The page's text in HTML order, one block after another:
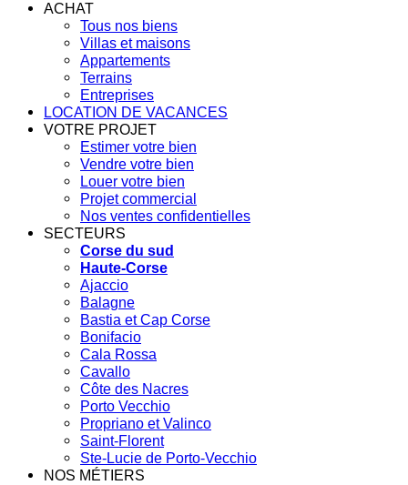
ACHAT
Tous nos biens
Villas et maisons
Appartements
Terrains
Entreprises
LOCATION DE VACANCES
VOTRE PROJET
Estimer votre bien
Vendre votre bien
Louer votre bien
Projet commercial
Nos ventes confidentielles
SECTEURS
Corse du sud
Haute-Corse
Ajaccio
Balagne
Bastia et Cap Corse
Bonifacio
Cala Rossa
Cavallo
Côte des Nacres
Porto Vecchio
Propriano et Valinco
Saint-Florent
Ste-Lucie de Porto-Vecchio
NOS MÉTIERS